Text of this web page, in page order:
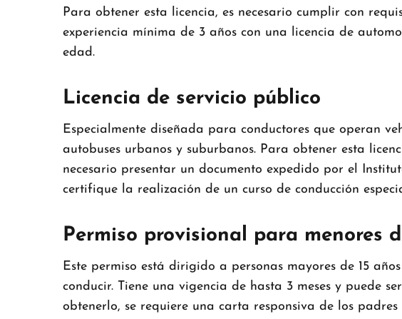
Para obtener esta licencia, es necesario cumplir con
experiencia mínima de 3 años con una licencia de
edad.
Licencia de servicio público
Especialmente diseñada para conductores que operan
autobuses urbanos y suburbanos. Para obtener esta
necesario presentar un documento expedido por el
certifique la realización de un curso de conducción
Permiso provisional para menores
Este permiso está dirigido a personas mayores de 15
conducir. Tiene una vigencia de hasta 3 meses y puede
obtenerlo, se requiere una carta responsiva de los